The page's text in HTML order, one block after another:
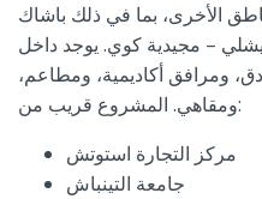
الأخرى، بما في ذلك باشاك
– مجيدية كوي. يوجد داخل
ومرافق أكاديمية، ومطاعم،
ومقاهي. المشروع قريب من:
مركز التجارة استوتش
جامعة التينباش